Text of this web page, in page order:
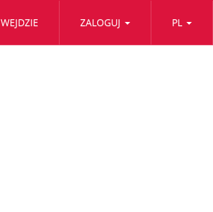
WEJDZIE ZALOGUJ PL